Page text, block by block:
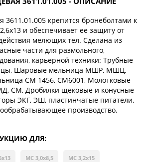
3611.01.005 крепится бронеболтами к
и обеспечивает ее защиту от
мелющих тел. Сделана из
части для размольного,
карьерной техники: Трубные
Шаровые мельница МШР, МШЦ,
СМ 1456, СМ6001, Молотковые
СМ, Дробилки щековые и конусные
ЭКГ, ЭШ, пластинчатые питатели.
производство.
ДЛЯ:
МС 3,0х8,5 МС 3,2х15